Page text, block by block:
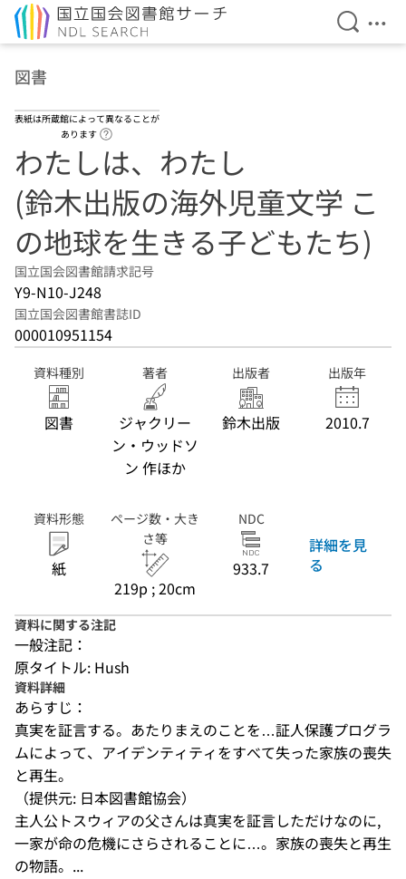
検索を
メ
図書
表紙は所蔵館によって異なることが
あります
わたしは、わたし
(鈴木出版の海外児童文学 こ
の地球を生きる子どもたち)
国立国会図書館請求記号
Y9-N10-J248
国立国会図書館書誌ID
000010951154
資料種別
図書
著者
ジャクリー
ン・ウッドソ
ン 作ほか
出版者
鈴木出版
出版年
2010.7
資料形態
紙
ページ数・大き
さ等
219p ; 20cm
NDC
933.7
詳細を見
る
資料に関する注記
一般注記：
原タイトル: Hush
資料詳細
あらすじ：
真実を証言する。あたりまえのことを…証人保護プログラ
ムによって、アイデンティティをすべて失った家族の喪失
と再生。
（提供元: 日本図書館協会）
主人公トスウィアの父さんは真実を証言しただけなのに,
一家が命の危機にさらされることに…。家族の喪失と再生
の物語。...